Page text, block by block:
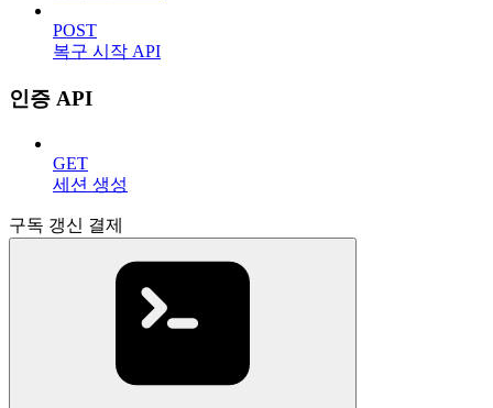
POST
복구 시작 API
인증 API
GET
세션 생성
구독 갱신 결제